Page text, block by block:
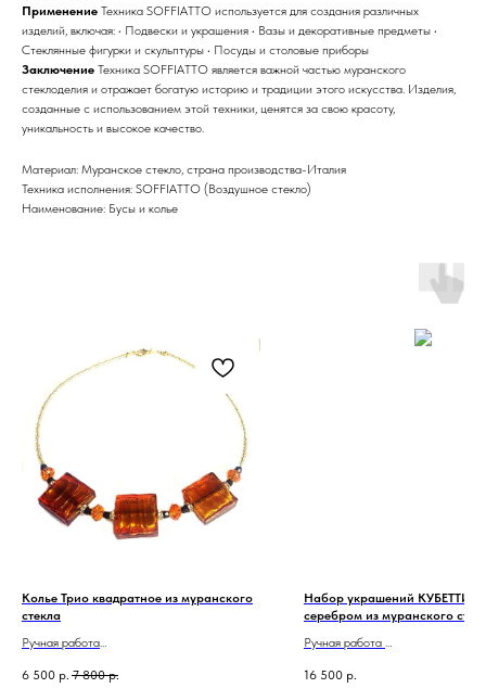
Применение Техника SOFFIATTO используется для создания различных
изделий, включая: • Подвески и украшения • Вазы и декоративные предметы •
Стеклянные фигурки и скульптуры • Посуды и столовые приборы
Заключение Техника SOFFIATTO является важной частью муранского
стеклоделия и отражает богатую историю и традиции этого искусства. Изделия,
созданные с использованием этой техники, ценятся за свою красоту,
уникальность и высокое качество.
Материал: Муранское стекло, страна производства-Италия
Техника исполнения: SOFFIATTO (Воздушное стекло)
Наименование: Бусы и колье
Колье Трио квадратное из муранского
стекла
Ручная работа
6 500 р. 7 800 р.
Набор украшений КУБЕТТИ
серебром из муранского
Ручная работа
16 500 р.